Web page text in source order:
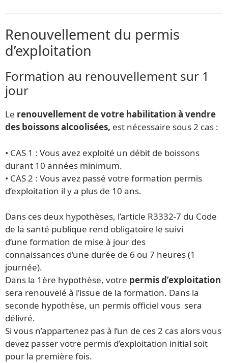
Renouvellement du permis
d’exploitation
Formation au renouvellement sur 1
jour
Le renouvellement de votre habilitation à vendre
des boissons alcoolisées, est nécessaire sous 2 cas :
• CAS 1 : Vous avez exploité un débit de boissons
durant 10 années minimum.
• CAS 2 : Vous avez passé votre formation permis
d’exploitation il y a plus de 10 ans.
Dans ces deux hypothèses, l’article R3332-7 du Code
de la santé publique rend obligatoire le suivi
d’une formation de mise à jour des
connaissances d’une durée de 6 ou 7 heures (1
journée).
Dans la 1ère hypothèse, votre permis d’exploitation
sera renouvelé à l’issue de la formation. Dans la
seconde hypothèse, un permis officiel vous sera
délivré.
Si vous n’appartenez pas à l’un de ces 2 cas alors vous
devez passer votre permis d’exploitation initial soit
pour la première fois.